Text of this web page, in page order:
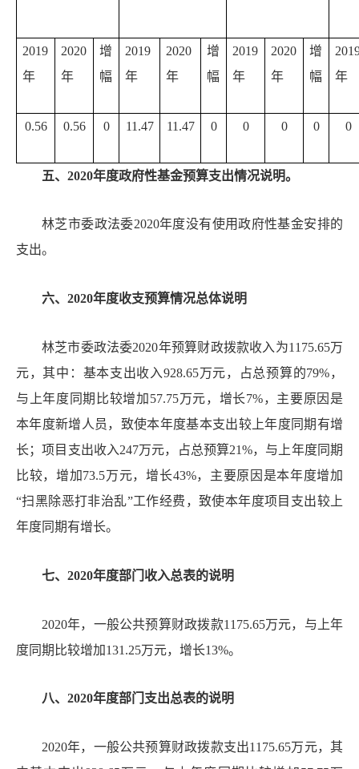
2019
年
2020
年
增
幅
2019
年
2020
年
增
幅
2019
年
2020
年
增
幅
年
0.56 0.56 0 11.47 11.47 0 0 0 0 0
五、 2020年度政府性基金预算支出情况说明。
林芝市委政法委2020年度没有使用政府性基金安排的
支出。
六、 2020年度收支预算情况总体说明
林芝市委政法委2020年预算财政拨款收入为1175.65万
元，其中：基本支出收入928.65万元，占总预算的79%，
与上年度同期比较增加 57.75万元，增长7%，主要原因是
本年度新增人员，致使本年度基本支出较上年度同期有增
长；项目支出收入247万元，占总预算21%，与上年度同期
比较，增加73.5万元，增长43%，主要原因是本年度增加
“扫黑除恶打非治乱”工作经费，致使本年度项目支出较上
年度同期有增长。
七、 2020年度部门收入总表的说明
2020年，一般公共预算财政拨款1175.65万元，与上年
度同期比较增加131.25万元，增长13%。
八、 2020年度部门支出总表的说明
2020年，一般公共预算财政拨款支出1175.65万元，其